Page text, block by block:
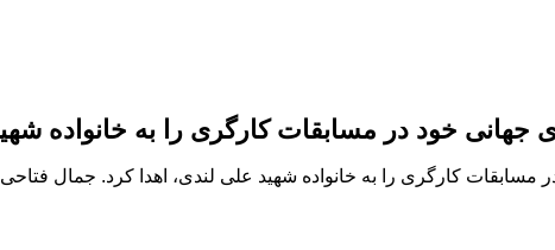
خود در مسابقات کارگری را به خانواده
کارگری را به خانواده شهید علی لندی، اهدا کرد. جمال